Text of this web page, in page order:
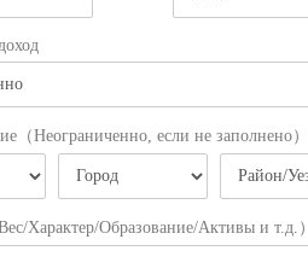
（Неограниченно, если не заполнено）
Характер/Образование/Активы и т.д.）